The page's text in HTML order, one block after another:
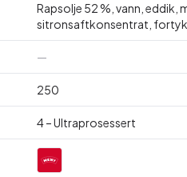
Rapsolje 52 %, vann, eddik,
sitronsaftkonsentrat,
—
250
4 – Ultraprosessert